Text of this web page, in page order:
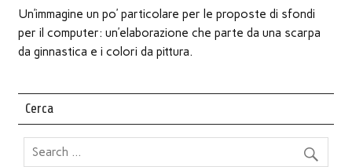
Un’immagine un po’ particolare per le proposte di sfondi
per il computer: un’elaborazione che parte da una scarpa
da ginnastica e i colori da pittura.
Cerca